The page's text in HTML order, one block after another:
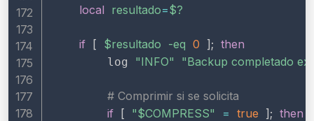
local resultado=$?
if [ $resultado -eq 0 ] ; then
        log
"INFO" "Backup completado
# Comprimir si se solicita
if
[ "$COMPRESS" = true ] ; then